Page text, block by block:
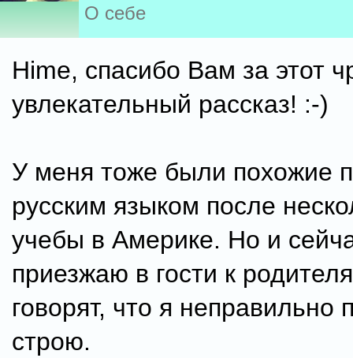
О себе
Hime, спасибо Вам за этот
увлекательный рассказ! :-)
У меня тоже были похожие
русским языком после
учебы в Америке. Но и
приезжаю в гости к
говорят, что я неправильно
строю.